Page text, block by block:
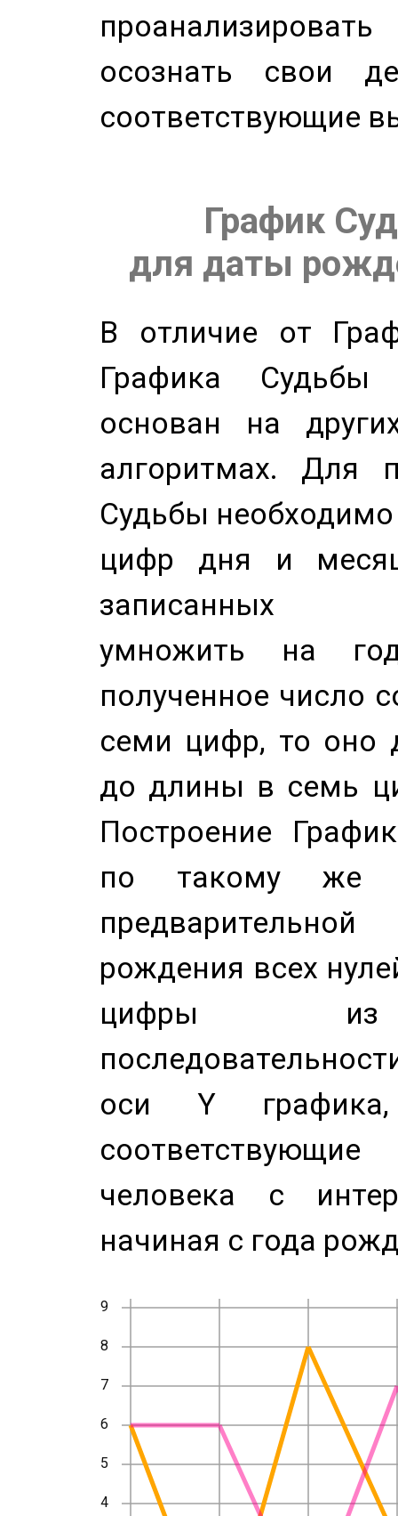
осознать свои
соответствующие
График
для даты
В отличие от
Графика
основан на
алгоритмах. Для
Судьбы
цифр дня и
записанных
умножить на
полученное число
семи цифр, то оно
до длины в семь
Построение
по такому же
рождения всех
цифры из
оси Y
человека с
начиная с года